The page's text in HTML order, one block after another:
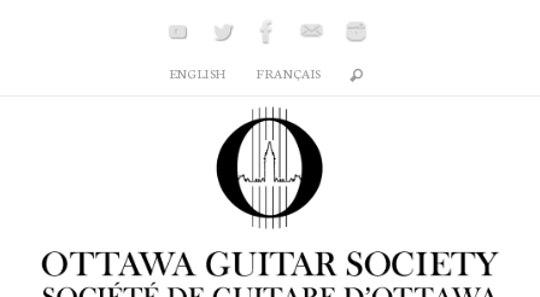
ENGLISH FRANÇAIS